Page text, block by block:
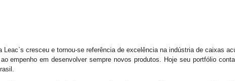
Leac`s cresceu e tornou-se referência de excelência na indústria de caixas
empenho em desenvolver sempre novos produtos. Hoje seu portfólio